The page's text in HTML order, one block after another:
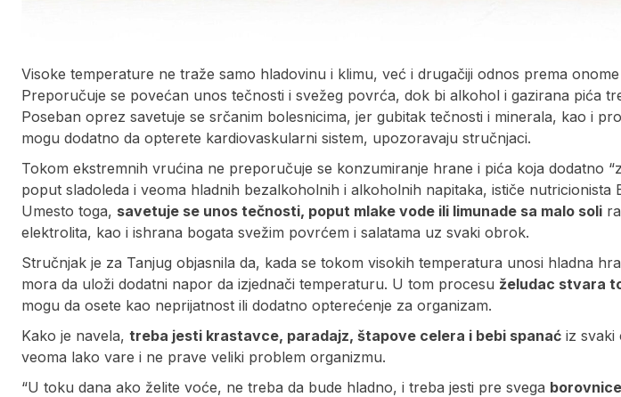
Visoke temperature ne traže samo hladovinu i klimu, već i drugačiji odnos prema
Preporučuje se povećan unos tečnosti i svežeg povrća, dok bi alkohol i gazirana pića
Poseban oprez savetuje se srčanim bolesnicima, jer gubitak tečnosti i minerala, kao i
mogu dodatno da opterete kardiovaskularni sistem, upozoravaju stručnjaci.
Tokom ekstremnih vrućina ne preporučuje se konzumiranje hrane i pića koja dodatno
poput sladoleda i veoma hladnih bezalkoholnih i alkoholnih napitaka, ističe nutricionista
Umesto toga, savetuje se unos tečnosti, poput mlake vode ili limunade sa malo soli
elektrolita, kao i ishrana bogata svežim povrćem i salatama uz svaki obrok.
Stručnjak je za Tanjug objasnila da, kada se tokom visokih temperatura unosi hladna
mora da uloži dodatni napor da izjednači temperaturu. U tom procesu želudac stvara
mogu da osete kao neprijatnost ili dodatno opterećenje za organizam.
Kako je navela, treba jesti krastavce, paradajz, štapove celera i bebi spanać iz svaki
veoma lako vare i ne prave veliki problem organizmu.
“U toku dana ako želite voće, ne treba da bude hladno, i treba jesti pre svega